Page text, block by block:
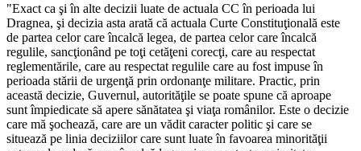
"Exact ca şi în alte decizii luate de actuala CC în perioada lui
Dragnea, şi decizia asta arată că actuala Curte Constituţională este
de partea celor care încalcă legea, de partea celor care încalcă
regulile, sancţionând pe toţi cetăţeni corecţi, care au respectat
reglementările, care au respectat regulile care au fost impuse în
perioada stării de urgenţă prin ordonanţe militare. Practic, prin
această decizie, Guvernul, autorităţile se poate spune că aproape
sunt împiedicate să apere sănătatea şi viaţa românilor. Este o decizie
care mă şochează, care are un vădit caracter politic şi care se
situează pe linia deciziilor care sunt luate în favoarea minorităţii